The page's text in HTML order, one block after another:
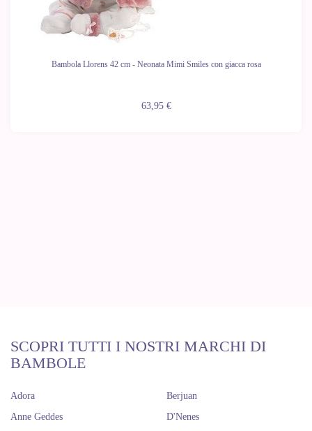
Bambola Llorens 42 cm - Neonata Mimi Smiles con giacca rosa
63,95 €
SCOPRI TUTTI I NOSTRI MARCHI DI
BAMBOLE
Adora
Anne Geddes
Berjuan
D'Nenes